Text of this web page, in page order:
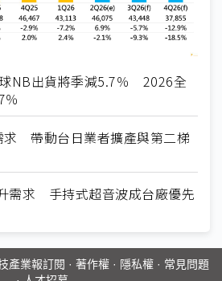
NB出貨將季減5.7％ 2026全
％
求 帶動台日業者擴產與第二梯
需求 手持式超音波成台廠優先
產業報訂閱 · 著作權· 隱私權· 常見問題